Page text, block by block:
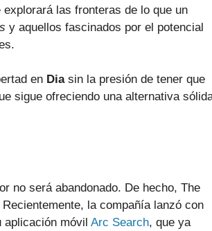
las fronteras de lo que un
y aquellos fascinados por el potencial
en Diasin la presión de tener que
sigue ofreciendo una alternativa
no será abandonado. De hecho, The
la compañía lanzó con
aplicación móvil Arc Search, que ya